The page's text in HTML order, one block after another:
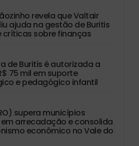
revela que Valtair
ajuda na gestão de Buritis
críticas sobre finanças
de Buritis é autorizada a
75 mil em suporte
e pedagógico infantil
supera municípios
arrecadação e consolida
econômico no Vale do